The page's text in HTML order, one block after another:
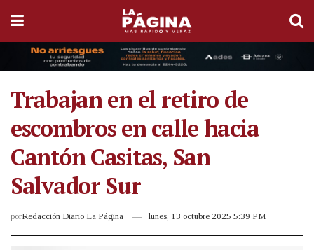
Trabajan en el retiro de
escombros en calle hacia
Cantón Casitas, San
Salvador Sur
porRedacción Diario La Página lunes, 13 octubre 2025 5:39 PM